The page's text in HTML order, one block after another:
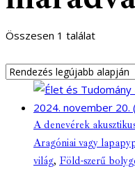
Összesen 1 találat
A denevérek
Aragóniai vagy
világ, Föld-szerű